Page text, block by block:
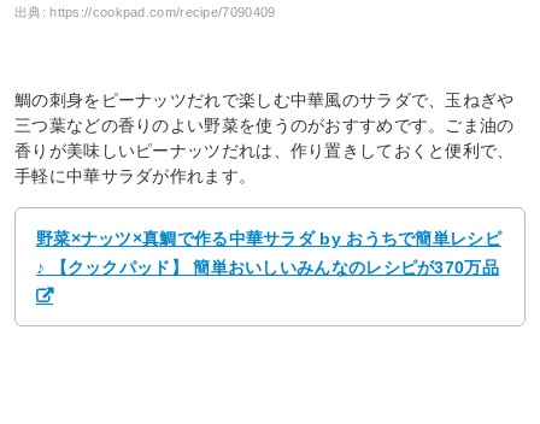
出典:https://cookpad.com/recipe/7090409
鯛の刺身をピーナッツだれで楽しむ中華風のサラダで、玉ねぎや
三つ葉などの香りのよい野菜を使うのがおすすめです。ごま油の
香りが美味しいピーナッツだれは、作り置きしておくと便利で、
手軽に中華サラダが作れます。
野菜×ナッツ×真鯛で作る中華サラダ by おうちで簡単レシピ
♪ 【クックパッド】 簡単おいしいみんなのレシピが370万品